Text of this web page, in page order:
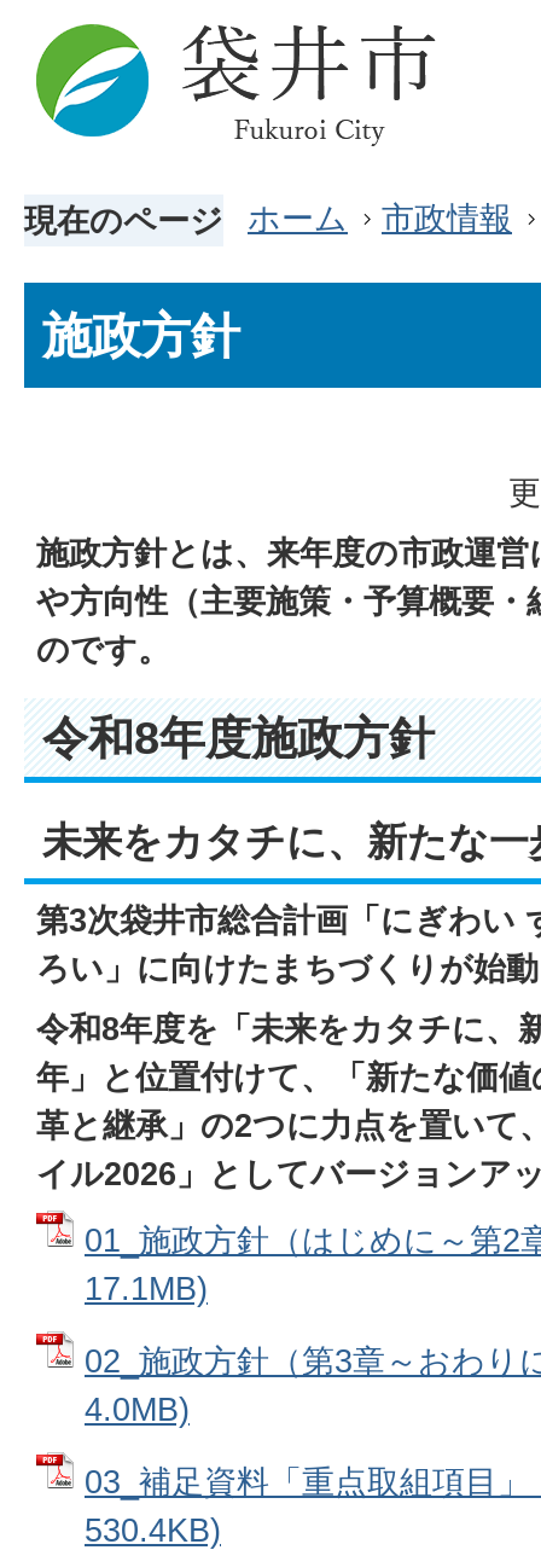
現在のページ ホーム 市政情報
施政方針
施政方針とは、来年度の市政運
や方向性（主要施策・予算概要
のです。
令和8年度施政方針
未来をカタチに、新たな
第3次袋井市総合計画「にぎわい
ろい」に向けたまちづくりが始
令和8年度を「未来をカタチに、
年」と位置付けて、「新たな価
革と継承」の2つに力点を置いて
イル2026」としてバージョンア
01_施政方針（はじめに～第2
17.1MB)
02_施政方針（第3章～おわり
4.0MB)
03_補足資料「重点取組項目
530.4KB)